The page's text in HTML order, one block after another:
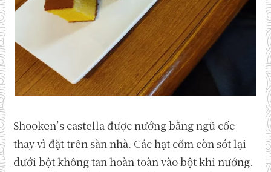
Shooken’s castella được nướng bằng ngũ cốc
thay vì đặt trên sàn nhà. Các hạt cốm còn sót lại
dưới bột không tan hoàn toàn vào bột khi nướng.